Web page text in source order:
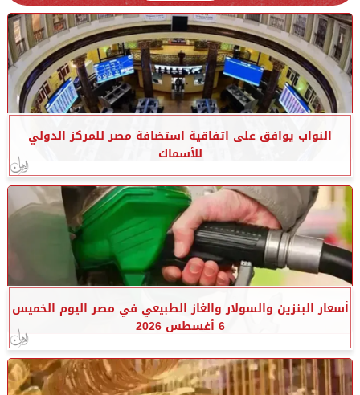
النواب يوافق على اتفاقية استضافة مصر للمركز الدولي
للأسماك
أسعار البنزين والسولار والغاز الطبيعي في مصر اليوم الخميس
6 أغسطس 2026